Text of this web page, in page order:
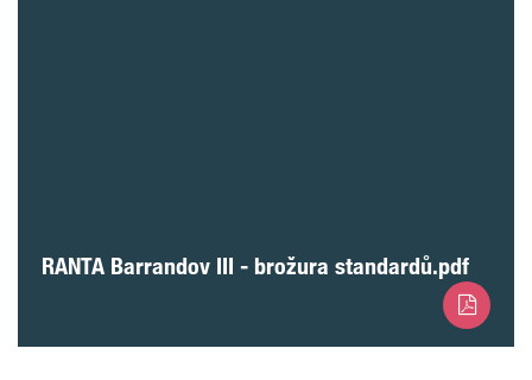
RANTA Barrandov III - brožura standardů.pdf